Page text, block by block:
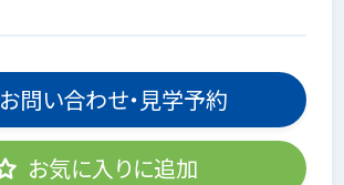
お問い合わせ・見学予約
お気に入りに追加